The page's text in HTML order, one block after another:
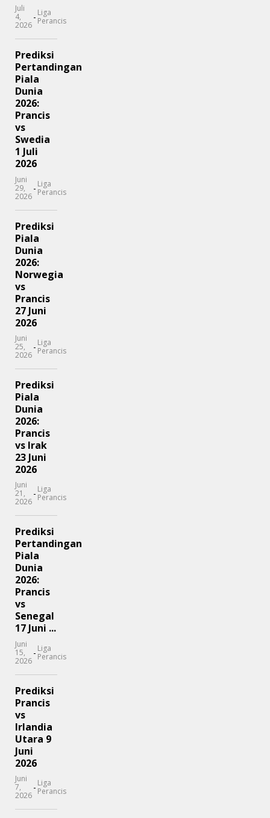
Juli
4,
2026
- Liga
Perancis
Prediksi
Pertandingan
Piala
Dunia
2026:
Prancis
vs
Swedia
1 Juli
2026
Juni
29,
2026
- Liga
Perancis
Prediksi
Piala
Dunia
2026:
Norwegia
vs
Prancis
27 Juni
2026
Juni
25,
2026
- Liga
Perancis
Prediksi
Piala
Dunia
2026:
Prancis
vs Irak
23 Juni
2026
Juni
21,
2026
- Liga
Perancis
Prediksi
Pertandingan
Piala
Dunia
2026:
Prancis
vs
Senegal
17 Juni ...
Juni
15,
2026
- Liga
Perancis
Prediksi
Prancis
vs
Irlandia
Utara 9
Juni
2026
Juni
7,
2026
- Liga
Perancis